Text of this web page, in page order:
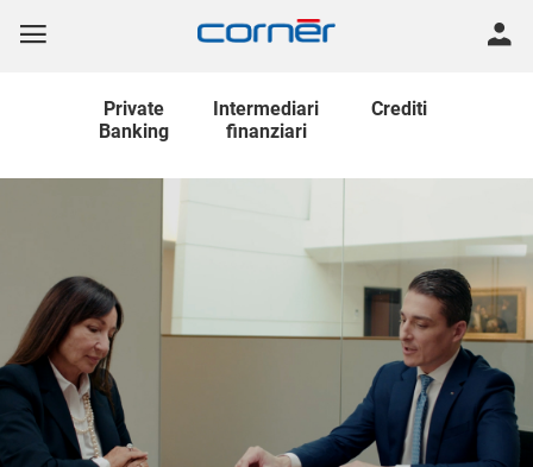
Private
Banking
Intermediari
finanziari
Crediti